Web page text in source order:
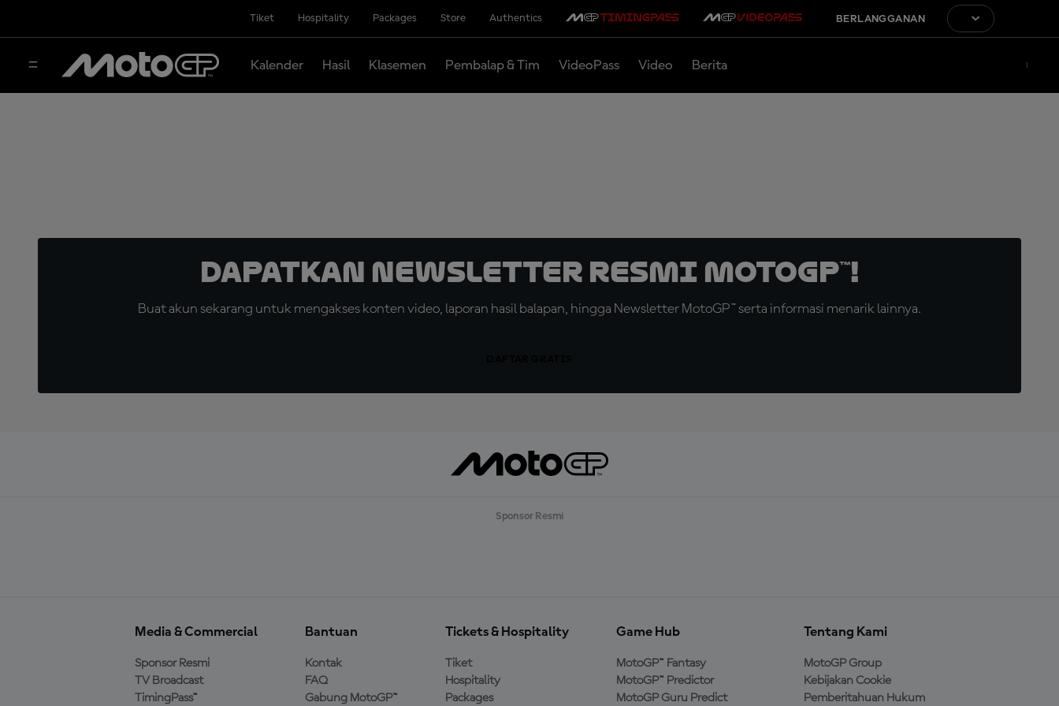
Tiket Hospitality Packages Store Authentics BERLANGGANAN
Kalender Hasil Klasemen Pembalap & Tim VideoPass Video Berita
Dapatkan Newsletter Resmi MotoGP™!
Buat akun sekarang untuk mengakses konten video, laporan hasil balapan, hingga Newsletter MotoGP™ serta informasi menarik lainnya.
Sponsor Resmi
Media & Commercial
Sponsor Resmi
TV Broadcast
TimingPass™
Bantuan
Kontak
FAQ
Gabung MotoGP™
Tickets & Hospitality
Tiket
Hospitality
Packages
Game Hub
MotoGP™ Fantasy
MotoGP™ Predictor
MotoGP Guru Predict
Tentang Kami
MotoGP Group
Kebijakan Cookie
Pemberitahuan Hukum